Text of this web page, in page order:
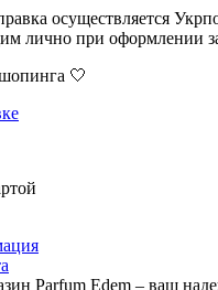
осуществляется
лично при оформлении
🤍
Parfum Edem – ваш